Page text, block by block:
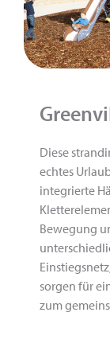
Diese
echtes
integrierte
Bewegung
sorgen für
zum